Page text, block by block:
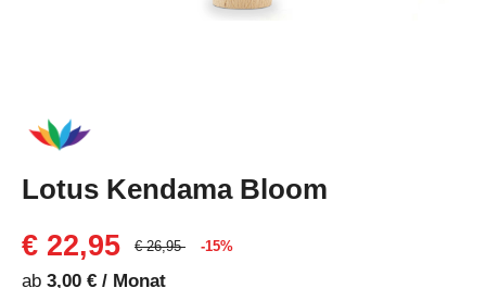
Lotus Kendama Bloom
€ 22,95
€ 26,95 -15%
ab 3,00 € / Monat